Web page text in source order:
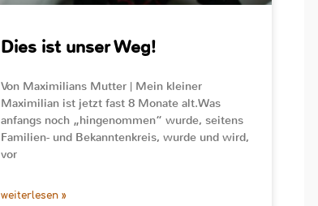
Dies ist unser Weg!
Von Maximilians Mutter | Mein kleiner
Maximilian ist jetzt fast 8 Monate alt.Was
anfangs noch „hingenommen“ wurde, seitens
Familien- und Bekanntenkreis, wurde und wird,
vor
weiterlesen »